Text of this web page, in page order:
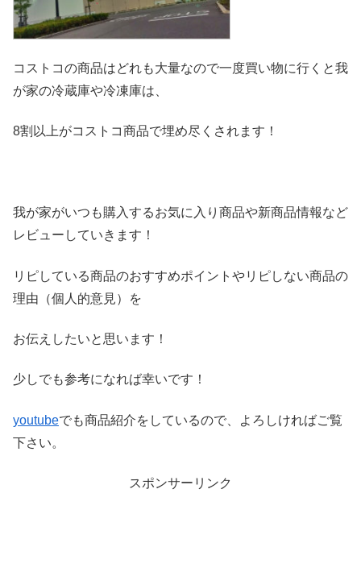
コストコの商品はどれも大量なので一度買い物に行くと我
が家の冷蔵庫や冷凍庫は、
8割以上がコストコ商品で埋め尽くされます！
我が家がいつも購入するお気に入り商品や新商品情報など
レビ ューしていきます！
リピしている商品のおすすめポイントやリピしない商品の
理由（個人的意見）を
お伝えしたいと思います！
少しでも参考になれば幸いです！
youtubeでも商品紹介をしているので、よろしければご覧
下さい。
スポンサーリンク